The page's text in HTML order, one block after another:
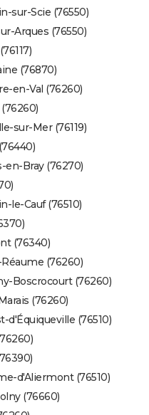
sur-Scie (76550)
Arques (76550)
(76870)
en-Val (76260)
sur-Mer (76119)
en-Bray (76270)
le-Cauf (76510)
(76340)
(76260)
Boscrocourt (76260)
(76260)
d'Équiqueville (76510)
d'Aliermont (76510)
(76660)